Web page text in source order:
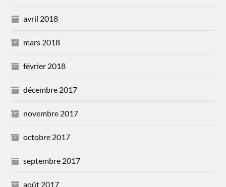
avril 2018
mars 2018
février 2018
décembre 2017
novembre 2017
octobre 2017
septembre 2017
août 2017